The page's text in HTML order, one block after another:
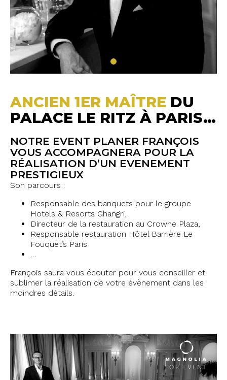
ANCIEN 1ER MAÎTRE DU
PALACE LE RITZ À PARIS…
NOTRE EVENT PLANER FRANÇOIS
VOUS ACCOMPAGNERA POUR LA
RÉALISATION D’UN EVENEMENT
PRESTIGIEUX
Son parcours :
Responsable des banquets pour le groupe
Hotels & Resorts Ghangri,
Directeur de la restauration au Crowne Plaza,
Responsable restauration Hôtel Barrière Le
Fouquet’s Paris
…
François saura vous écouter pour vous conseiller et
sublimer la réalisation de votre évènement dans les
moindres détails.